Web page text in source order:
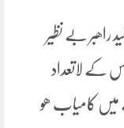
راھبر بے نظیر
اس کے لاتعداد
میں کامیاب ھو